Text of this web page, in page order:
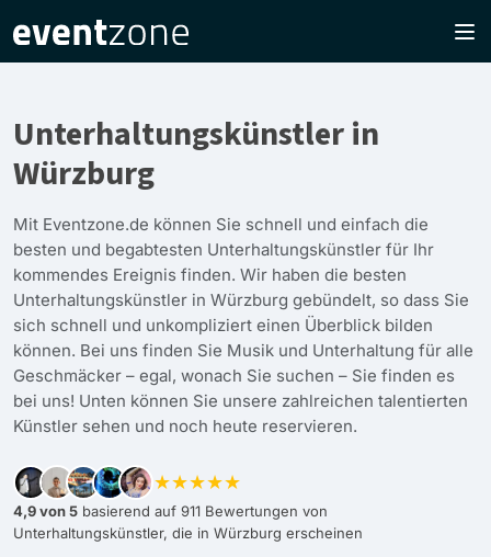
Unterhaltungskünstler in
Würzburg
Mit Eventzone.de können Sie schnell und einfach die
besten und begabtesten Unterhaltungskünstler für Ihr
kommendes Ereignis finden. Wir haben die besten
Unterhaltungskünstler in Würzburg gebündelt, so dass Sie
sich schnell und unkompliziert einen Überblick bilden
können. Bei uns finden Sie Musik und Unterhaltung für alle
Geschmäcker – egal, wonach Sie suchen – Sie finden es
bei uns! Unten können Sie unsere zahlreichen talentierten
Künstler sehen und noch heute reservieren.
★★★★★
4,9 von 5 basierend auf 911 Bewertungen von
Unterhaltungskünstler, die in Würzburg erscheinen